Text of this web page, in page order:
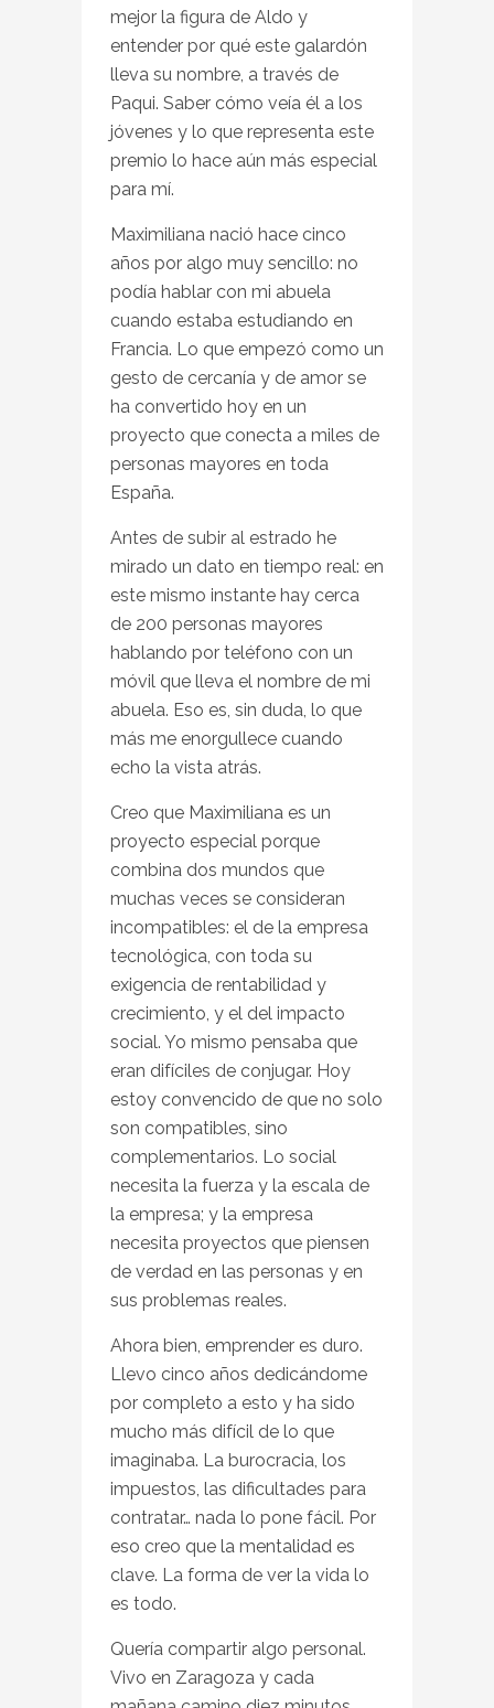
mejor la figura de Aldo y
entender por qué este galardón
lleva su nombre, a través de
Paqui. Saber cómo veía él a los
jóvenes y lo que representa este
premio lo hace aún más especial
para mí.
Maximiliana nació hace cinco
años por algo muy sencillo: no
podía hablar con mi abuela
cuando estaba estudiando en
Francia. Lo que empezó como un
gesto de cercanía y de amor se
ha convertido hoy en un
proyecto que conecta a miles de
personas mayores en toda
España.
Antes de subir al estrado he
mirado un dato en tiempo real: en
este mismo instante hay cerca
de 200 personas mayores
hablando por teléfono con un
móvil que lleva el nombre de mi
abuela. Eso es, sin duda, lo que
más me enorgullece cuando
echo la vista atrás.
Creo que Maximiliana es un
proyecto especial porque
combina dos mundos que
muchas veces se consideran
incompatibles: el de la empresa
tecnológica, con toda su
exigencia de rentabilidad y
crecimiento, y el del impacto
social. Yo mismo pensaba que
eran difíciles de conjugar. Hoy
estoy convencido de que no solo
son compatibles, sino
complementarios. Lo social
necesita la fuerza y la escala de
la empresa; y la empresa
necesita proyectos que piensen
de verdad en las personas y en
sus problemas reales.
Ahora bien, emprender es duro.
Llevo cinco años dedicándome
por completo a esto y ha sido
mucho más difícil de lo que
imaginaba. La burocracia, los
impuestos, las dificultades para
contratar… nada lo pone fácil. Por
eso creo que la mentalidad es
clave. La forma de ver la vida lo
es todo.
Quería compartir algo personal.
Vivo en Zaragoza y cada